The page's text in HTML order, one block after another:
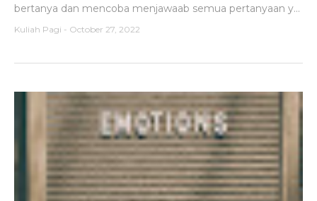
bertanya dan mencoba menjawaab semua pertanyaan y...
Kuliah Pagi - October 27, 2022